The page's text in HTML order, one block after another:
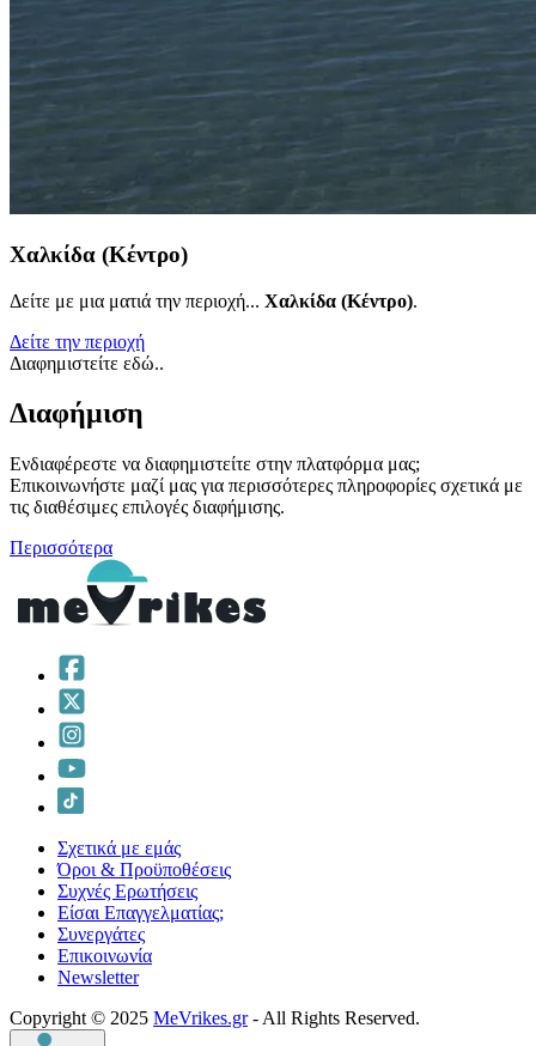
Χαλκίδα (Κέντρο)
Δείτε με μια ματιά την περιοχή... Χαλκίδα (Κέντρο).
Δείτε την περιοχή
Διαφημιστείτε εδώ..
Διαφήμιση
Ενδιαφέρεστε να διαφημιστείτε στην πλατφόρμα μας;
Επικοινωνήστε μαζί μας για περισσότερες πληροφορίες σχετικά με
τις διαθέσιμες επιλογές διαφήμισης.
Περισσότερα
Σχετικά με εμάς
Όροι & Προϋποθέσεις
Συχνές Ερωτήσεις
Είσαι Επαγγελματίας;
Συνεργάτες
Επικοινωνία
Νewsletter
Copyright © 2025 MeVrikes.gr- All Rights Reserved.